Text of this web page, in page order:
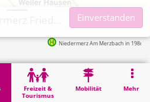
Freizeit &
Tourismus
Mobilität Mehr
Niedermerz Am Merzbach in 198m
Niedermerz Friedhof
Einverstanden